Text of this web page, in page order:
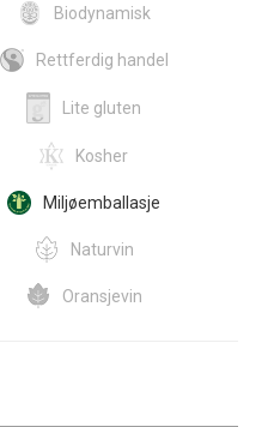
Biodynamisk
Rettferdig handel
Lite gluten
Kosher
Miljøemballasje
Naturvin
Oransjevin